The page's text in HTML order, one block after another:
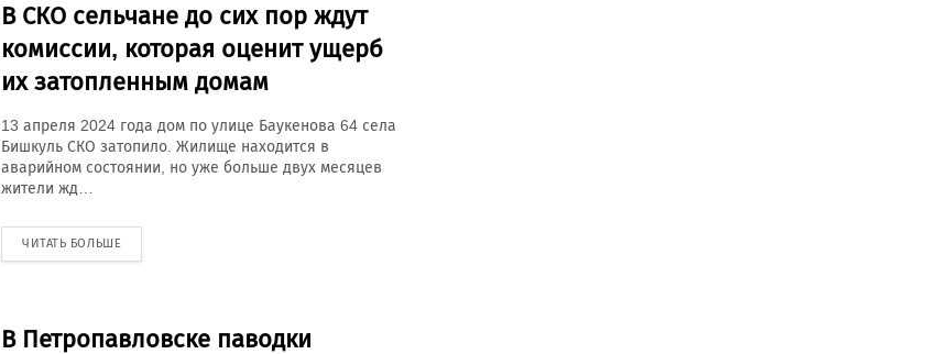
В СКО сельчане до сих пор ждут
комиссии, которая оценит ущерб
их затопленным домам
13 апреля 2024 года дом по улице Баукенова 64 села
Бишкуль СКО затопило. Жилище находится в
аварийном состоянии, но уже больше двух месяцев
жители жд…
ЧИТАТЬ БОЛЬШЕ
В Петропавловске паводки